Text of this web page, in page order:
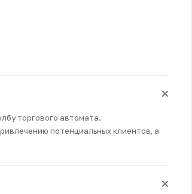
торгового автомата.
потенциальных клиентов, а